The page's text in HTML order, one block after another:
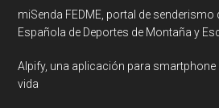
miSenda FEDME, portal de senderismo
Española de Deportes de Montaña y
Alpify, una aplicación para smartphone
vida